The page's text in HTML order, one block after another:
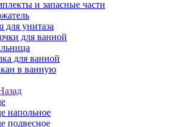
и запасные части
для унитаза
для ванной
для ванной
в ванную
напольное
подвесное